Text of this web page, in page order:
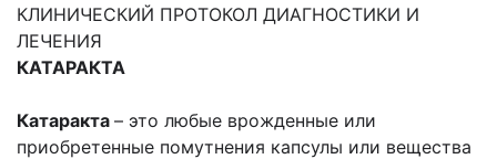
КЛИНИЧЕСКИЙ ПРОТОКОЛ ДИАГНОСТИКИ И
ЛЕЧЕНИЯ
КАТАРАКТА
Катаракта – это любые врожденные или
приобретенные помутнения капсулы или вещества